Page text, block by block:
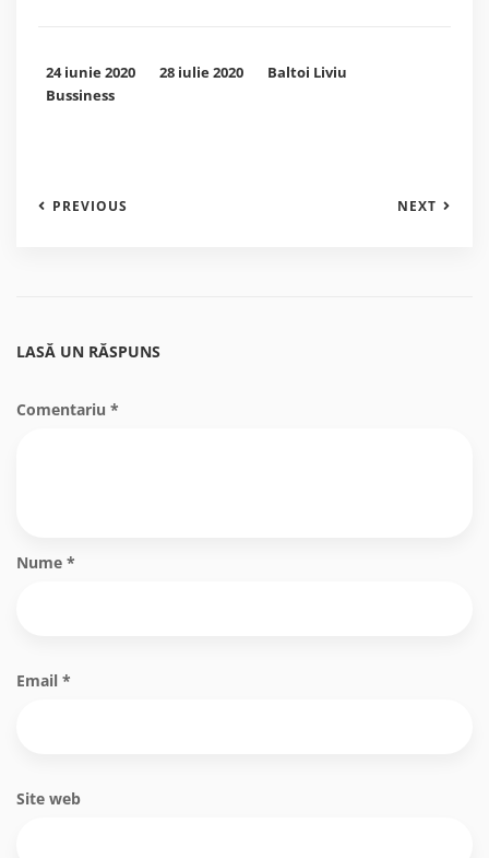
24 iunie 2020 28 iulie 2020
Baltoi Liviu
Bussiness
PREVIOUS NEXT
LASĂ UN RĂSPUNS
Comentariu *
Nume *
Email *
Site web